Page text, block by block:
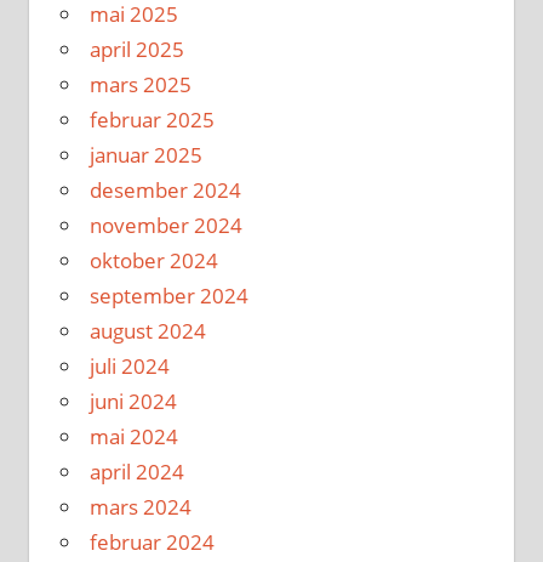
mai 2025
april 2025
mars 2025
februar 2025
januar 2025
desember 2024
november 2024
oktober 2024
september 2024
august 2024
juli 2024
juni 2024
mai 2024
april 2024
mars 2024
februar 2024